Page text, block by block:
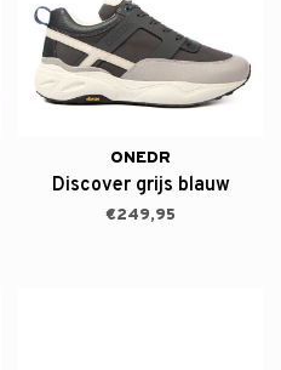
ONEDR
Discover grijs blauw
€249,95